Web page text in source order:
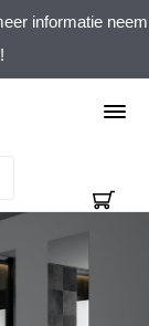
informatie neem